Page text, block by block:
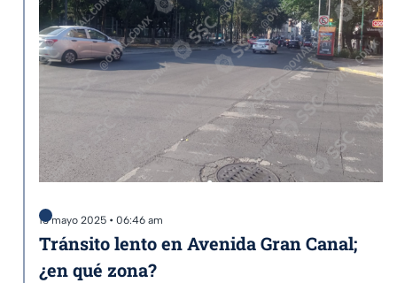
13 mayo 2025 • 06:46 am
Tránsito lento en Avenida Gran Canal;
¿en qué zona?